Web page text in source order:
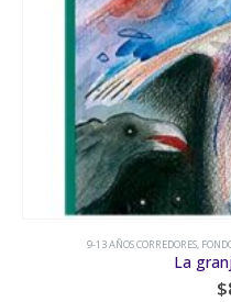
9-13 AÑOS CORREDORES,
La
$